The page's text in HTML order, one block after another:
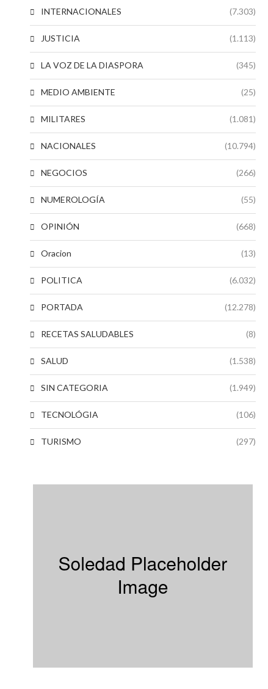
INTERNACIONALES (7.303)
JUSTICIA (1.113)
LA VOZ DE LA DIASPORA (345)
MEDIO AMBIENTE (25)
MILITARES (1.081)
NACIONALES (10.794)
NEGOCIOS (266)
NUMEROLOGÍA (55)
OPINIÓN (668)
Oracion (13)
POLITICA (6.032)
PORTADA (12.278)
RECETAS SALUDABLES (8)
SALUD (1.538)
SIN CATEGORIA (1.949)
TECNOLÓGIA (106)
TURISMO (297)